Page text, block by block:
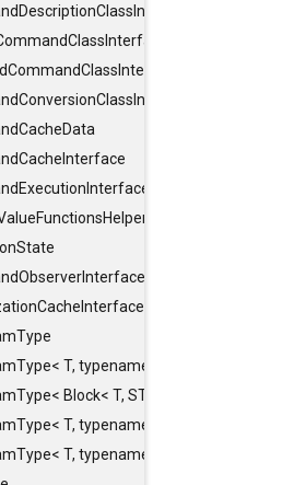
const Result<
T, typename std::enable_if<
Block< T, STRIDED, MOVE > >
T, typename std::enable_if<
T, typename std::enable_if<